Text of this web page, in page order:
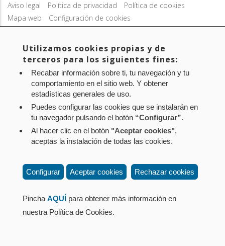
Aviso legal Política de privacidad
Política de cookies
Mapa web
Configuración de cookies
Pamplona (Navarra) Tel.: 848 42 08 72
corporacion@cpen.es
Utilizamos cookies propias y de
terceros para los siguientes fines:
Recabar información sobre ti, tu navegación y tu
comportamiento en el sitio web. Y obtener
estadísticas generales de uso.
Puedes configurar las cookies que se instalarán en
tu navegador pulsando el botón “Configurar”.
Al hacer clic en el botón "Aceptar cookies",
aceptas la instalación de todas las cookies.
Configurar Aceptar cookies Rechazar cookies
Pincha AQUÍ para obtener más información en
nuestra Política de Cookies.